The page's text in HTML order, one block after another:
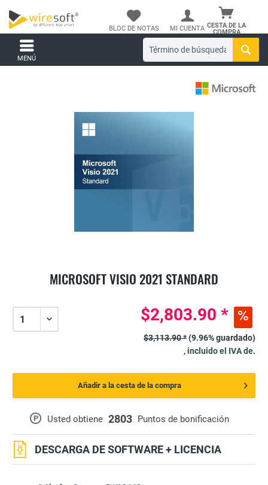
CESTA DE LA
COMPRA
BLOC DE NOTAS MI CUENTA
MENÚ
MICROSOFT VISIO 2021 STANDARD
P Usted obtiene 2803 Puntos de bonificación
DESCARGA DE SOFTWARE + LICENCIA
$2,803.90 *
$3,113.90 *(9.96% guardado)
, incluido el IVA de.
Añadir a la cesta de la compra